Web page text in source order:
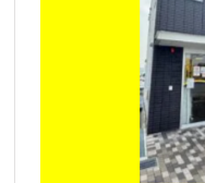
う小さなサポーター」でありた
健康を通じた“つながり”
広げてまいります。